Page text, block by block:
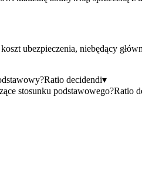
ubezpieczenia, niebędący
Ratio decidendi▾
stosunku podstawowego?Ratio